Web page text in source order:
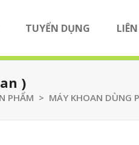
TUYỂN DỤNG
tư
Nhà phân phối
)
PHẨM > MÁY KHOAN DÙNG